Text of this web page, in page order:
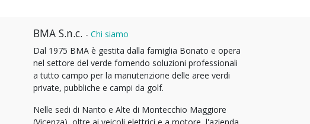
BMA S.n.c. - Chi siamo
Dal 1975 BMA è gestita dalla famiglia Bonato e opera
nel settore del verde fornendo soluzioni professionali
a tutto campo per la manutenzione delle aree verdi
private, pubbliche e campi da golf.
Nelle sedi di Nanto e Alte di Montecchio Maggiore